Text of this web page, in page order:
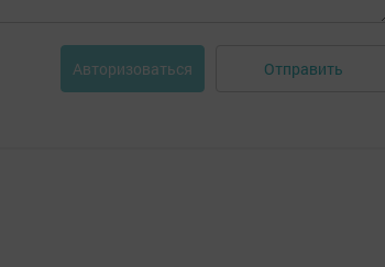
Авторизоваться Отправить